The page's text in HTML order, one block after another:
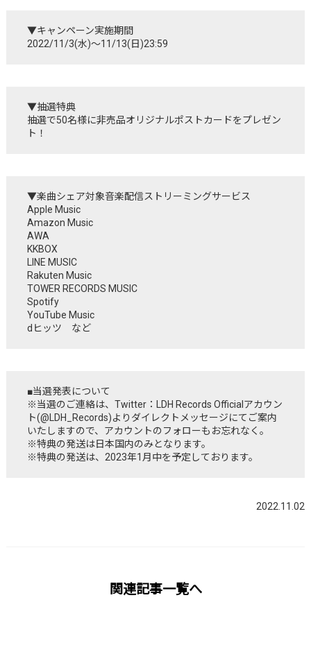
▼キャンペーン実施期間
2022/11/3(水)～11/13(日)23:59
▼抽選特典
抽選で50名様に非売品オリジナルポストカードをプレゼン
ト！
▼楽曲シェア対象音楽配信ストリーミングサービス
Apple Music
Amazon Music
AWA
KKBOX
LINE MUSIC
Rakuten Music
TOWER RECORDS MUSIC
Spotify
YouTube Music
dヒッツ など
■当選発表について
※当選のご連絡は、Twitter：LDH Records Officialアカウン
ト(@LDH_Records)よりダイレクトメッセージにてご案内
いたしますので、アカウントのフォローもお忘れなく。
※特典の発送は日本国内のみとなります。
※特典の発送は、2023年1月中を予定しております。
2022.11.02
関連記事一覧へ